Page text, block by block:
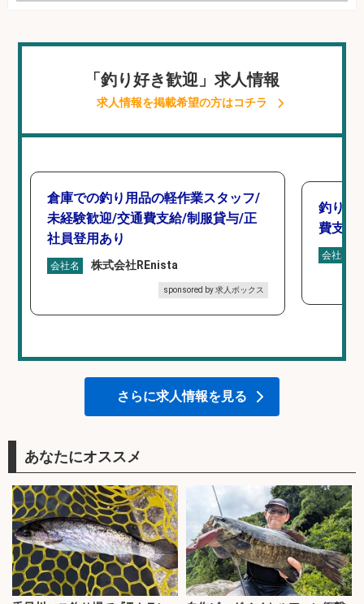
「釣り好き歓迎」求人情報
求人情報を掲載希望の方はコチラ
倉庫での釣り用品の軽作業スタッフ/
未経験歓迎/交通費支給/制服貸与/正
社員登用あり
会社名 株式会社REnista
sponsored by 求人ボックス
釣り具
費支給
会社名
さらに求人情報を見る
あなたにオススメ